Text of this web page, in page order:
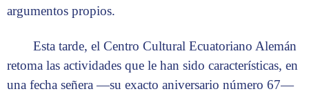
argumentos propios.
Esta tarde, el Centro Cultural Ecuatoriano Alemán
retoma las actividades que le han sido características, en
una fecha señera —su exacto aniversario número 67—